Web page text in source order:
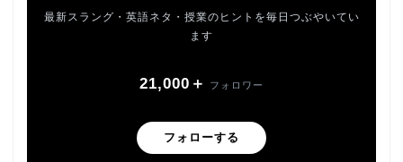
最新スラング・英語ネタ・授業のヒントを毎日つぶやいてい
ます
21,000＋ フォロワー
フォローする